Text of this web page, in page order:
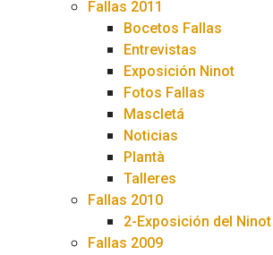
Fallas 2011
Bocetos Fallas
Entrevistas
Exposición Ninot
Fotos Fallas
Mascletá
Noticias
Plantà
Talleres
Fallas 2010
2-Exposición del Ninot
Fallas 2009